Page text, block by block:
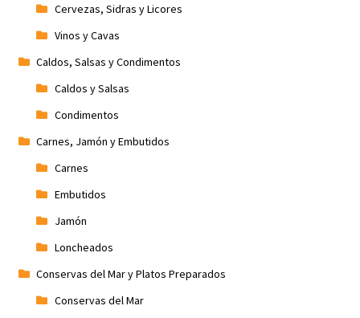
Cervezas, Sidras y Licores
Vinos y Cavas
Caldos, Salsas y Condimentos
Caldos y Salsas
Condimentos
Carnes, Jamón y Embutidos
Carnes
Embutidos
Jamón
Loncheados
Conservas del Mar y Platos Preparados
Conservas del Mar